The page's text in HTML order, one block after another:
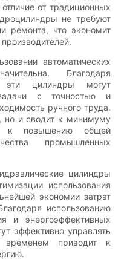
от традиционных
не требуют
ремонта, что экономит
автоматических
Благодаря
эти цилиндры могут
с точностью и
ручного труда.
но и сводит к минимуму
к повышению общей
промышленных
цилиндры
использования
экономии затрат
использованию
и энергоэффективных
эффективно управлять
временем приводит к